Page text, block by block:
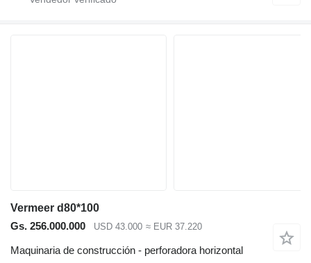
Vermeer d80*100
Gs. 256.000.000
USD 43.000 ≈ EUR 37.220
Maquinaria de construcción - perforadora horizontal